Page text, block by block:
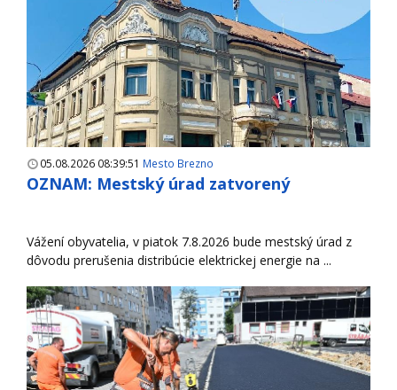
05.08.2026 08:39:51 Mesto Brezno
OZNAM: Mestský úrad zatvorený
Vážení obyvatelia, v piatok 7.8.2026 bude mestský úrad z
dôvodu prerušenia distribúcie elektrickej energie na ...